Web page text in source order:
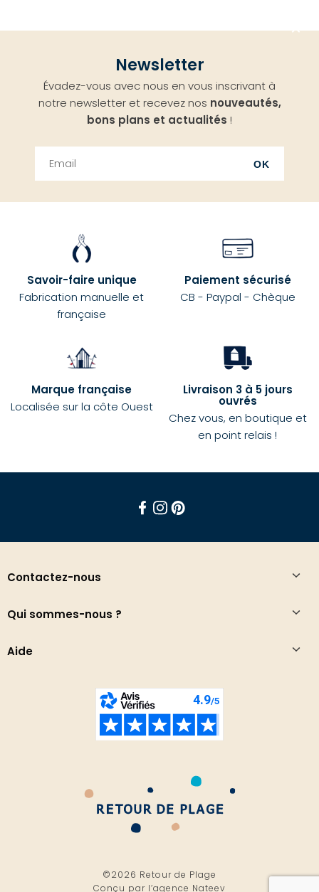
Newsletter
Évadez-vous avec nous en vous inscrivant à
notre newsletter et recevez nos nouveautés,
bons plans et actualités !
OK
Savoir-faire unique
Fabrication manuelle et
française
Paiement sécurisé
CB - Paypal - Chèque
Marque française
Localisée sur la côte Ouest
Livraison 3 à 5 jours
ouvrés
Chez vous, en boutique et
en point relais !
Contactez-nous
Qui sommes-nous ?
Aide
©2026 Retour de Plage
Conçu par l’agence Nateev